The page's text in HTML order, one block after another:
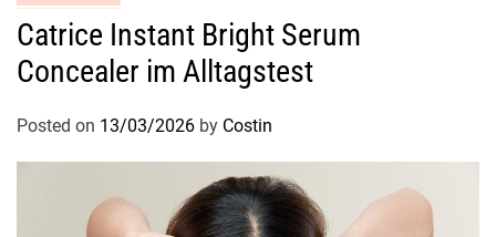
Catrice Instant Bright Serum
Concealer im Alltagstest
Posted on 13/03/2026 by Costin